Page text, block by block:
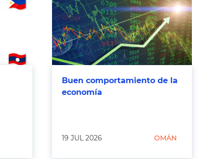
Buen comportamiento de la
economía
19 JUL 2026 OMÁN